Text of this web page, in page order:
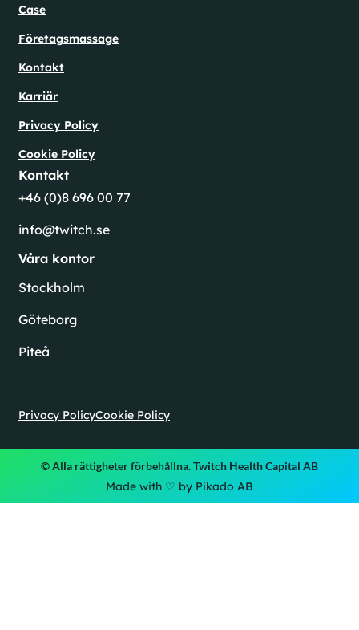
Case
Företagsmassage
Kontakt
Karriär
Privacy Policy
Cookie Policy
Kontakt
+46 (0)8 696 00 77
info@twitch.se
Våra kontor
Stockholm
Göteborg
Piteå
Privacy PolicyCookie Policy
© Alla rättigheter förbehållna. Twitch Health Capital AB
Made with ♡ by Pikado AB